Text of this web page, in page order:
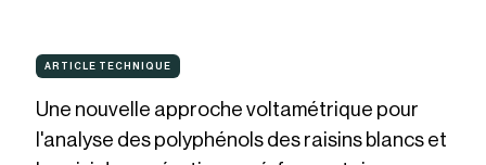
décision
bon
Une
nouvelle
approche
voltamétrique
ARTICLE
TECHNIQUE
ARTICLE TECHNIQUE
Une nouvelle approche voltamétrique pour
l'analyse des polyphénols des raisins blancs et